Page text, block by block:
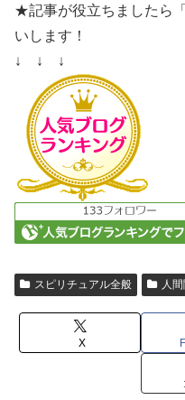
★記事が役立ちましたら
いします！
↓ ↓ ↓
スピリチュアル全般 人
X